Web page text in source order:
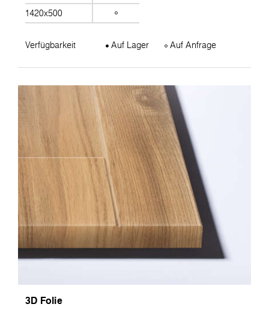
1420x500
Verfügbarkeit Auf Lager Auf Anfrage
3D Folie